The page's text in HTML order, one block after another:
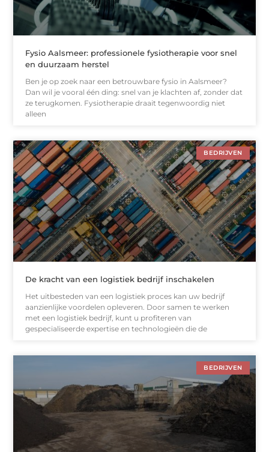
Fysio Aalsmeer: professionele fysiotherapie voor snel
en duurzaam herstel
Ben je op zoek naar een betrouwbare fysio in Aalsmeer?
Dan wil je vooral één ding: snel van je klachten af, zonder dat
ze terugkomen. Fysiotherapie draait tegenwoordig niet
alleen
BEDRIJVEN
De kracht van een logistiek bedrijf inschakelen
Het uitbesteden van een logistiek proces kan uw bedrijf
aanzienlijke voordelen opleveren. Door samen te werken
met een logistiek bedrijf, kunt u profiteren van
gespecialiseerde expertise en technologieën die de
BEDRIJVEN